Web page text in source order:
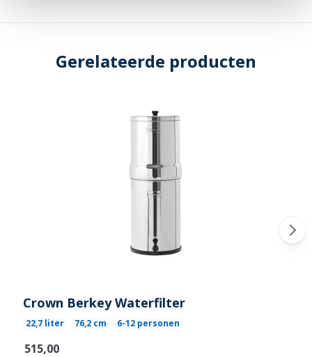
Gerelateerde producten
Crown Berkey Waterfilter
22,7 liter 76,2 cm 6-12 personen
€515,00